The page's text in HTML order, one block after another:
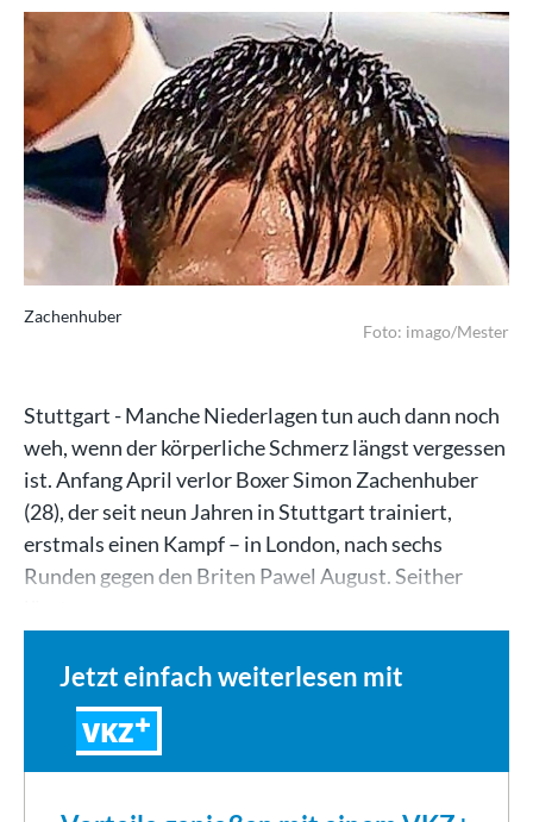
Zachenhuber
Foto: imago/Mester
Stuttgart - Manche Niederlagen tun auch dann noch
weh, wenn der körperliche Schmerz längst vergessen
ist. Anfang April verlor Boxer Simon Zachenhuber
(28), der seit neun Jahren in Stuttgart trainiert,
erstmals einen Kampf – in London, nach sechs
Runden gegen den Briten Pawel August. Seither
Jetzt einfach weiterlesen mit
VKZ